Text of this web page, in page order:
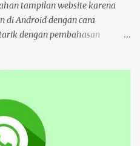
unggahan. Dilansir dari
tampilan website karena
di Android dengan cara
dengan pembahasan
bisa Anda pilih sesuai
tutorialnya, tentu akan
website secara mendalam.